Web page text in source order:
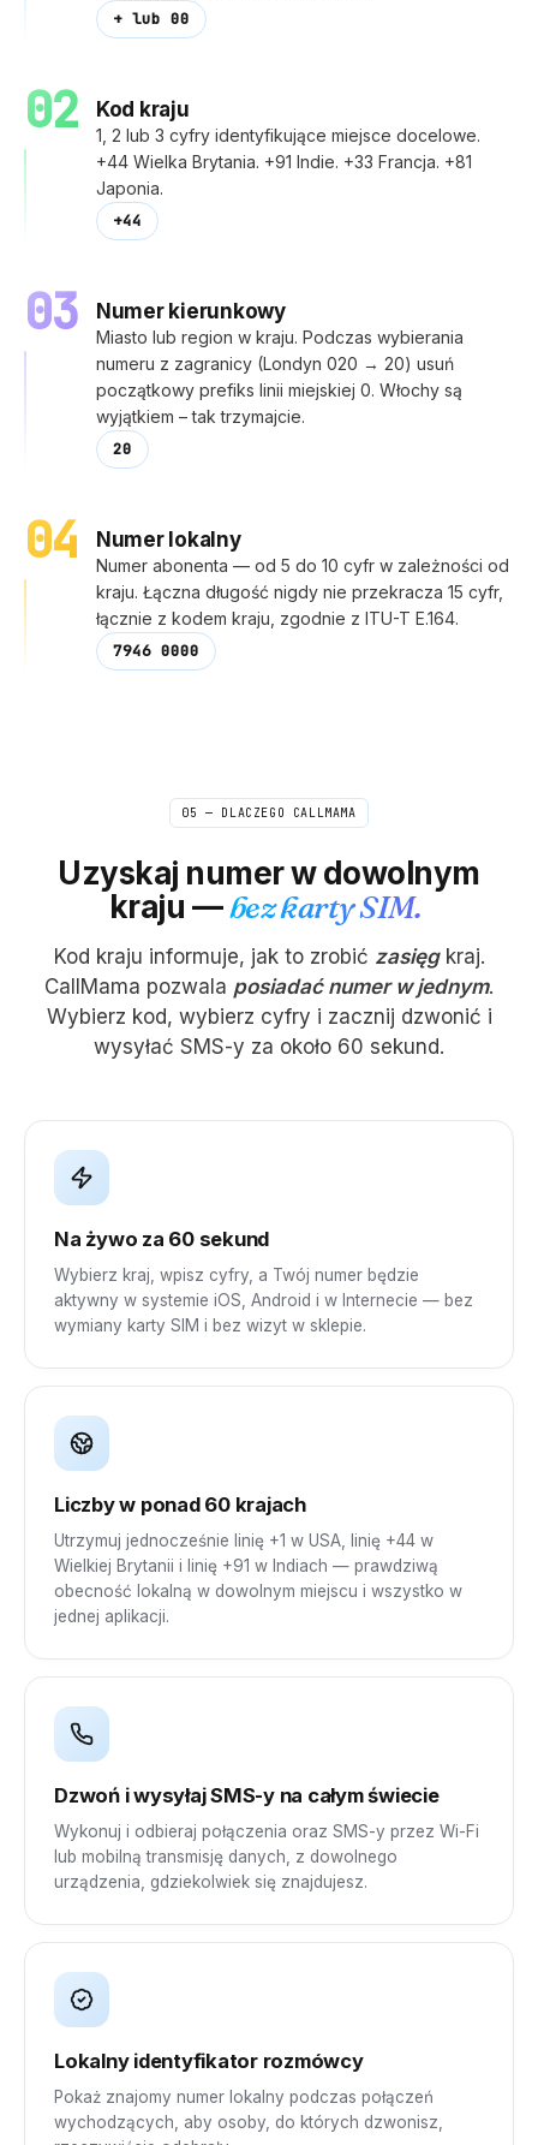
+ lub 00
02 Kod kraju
1, 2 lub 3 cyfry identyfikujące miejsce docelowe.
+44 Wielka Brytania. +91 Indie. +33 Francja. +81
Japonia.
+44
03 Numer kierunkowy
Miasto lub region w kraju. Podczas wybierania
numeru z zagranicy (Londyn 020 → 20) usuń
początkowy prefiks linii miejskiej 0. Włochy są
wyjątkiem – tak trzymajcie.
20
04 Numer lokalny
Numer abonenta — od 5 do 10 cyfr w zależności od
kraju. Łączna długość nigdy nie przekracza 15 cyfr,
łącznie z kodem kraju, zgodnie z ITU-T E.164.
7946 0000
05 — DLACZEGO CALLMAMA
Uzyskaj numer w dowolnym
kraju —bez karty SIM.
Kod kraju informuje, jak to zrobić zasięgkraj.
CallMama pozwala posiadać numer w jednym.
Wybierz kod, wybierz cyfry i zacznij dzwonić i
wysyłać SMS-y za około 60 sekund.
Na żywo za 60 sekund
Wybierz kraj, wpisz cyfry, a Twój numer będzie
aktywny w systemie iOS, Android i w Internecie — bez
wymiany karty SIM i bez wizyt w sklepie.
Liczby w ponad 60 krajach
Utrzymuj jednocześnie linię +1 w USA, linię +44 w
Wielkiej Brytanii i linię +91 w Indiach — prawdziwą
obecność lokalną w dowolnym miejscu i wszystko w
jednej aplikacji.
Dzwoń i wysyłaj SMS-y na całym świecie
Wykonuj i odbieraj połączenia oraz SMS-y przez Wi-Fi
lub mobilną transmisję danych, z dowolnego
urządzenia, gdziekolwiek się znajdujesz.
Lokalny identyfikator rozmówcy
Pokaż znajomy numer lokalny podczas połączeń
wychodzących, aby osoby, do których dzwonisz,